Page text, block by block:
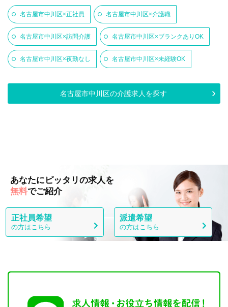
名古屋市中川区×正社員 名古屋市中川区×介護職
名古屋市中川区×訪問介護 名古屋市中川区×ブランクありOK
名古屋市中川区×夜勤なし 名古屋市中川区×未経験OK
名古屋市中川区の介護求人を探す
あなたにピッタリの求人を
無料でご紹介
正社員希望
の方はこちら
派遣希望
の方はこちら